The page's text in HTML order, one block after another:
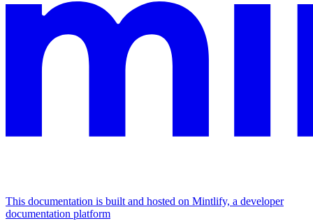
This documentation is built and hosted on Mintlify, a developer
documentation platform